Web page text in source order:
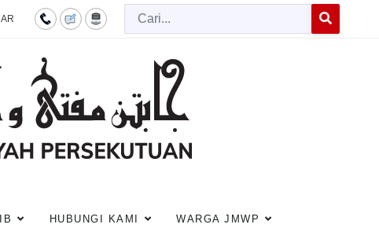
AR
Cari
HUBUNGI KAMI WARGA JMWP